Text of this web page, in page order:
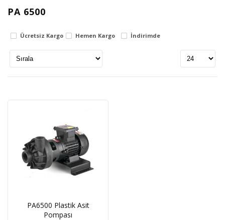
pvdf
Fiyat Aralığı
PA 6500
Ücretsiz Kargo Hemen Kargo İndirimde
PA6500 Plastik Asit
Pompası